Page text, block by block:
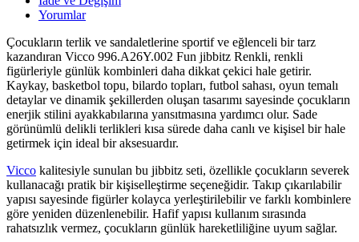
Yorumlar
Çocukların terlik ve sandaletlerine sportif ve eğlenceli bir tarz
kazandıran Vicco 996.A26Y.002 Fun jibbitz Renkli, renkli
figürleriyle günlük kombinleri daha dikkat çekici hale getirir.
Kaykay, basketbol topu, bilardo topları, futbol sahası, oyun temalı
detaylar ve dinamik şekillerden oluşan tasarımı sayesinde çocukların
enerjik stilini ayakkabılarına yansıtmasına yardımcı olur. Sade
görünümlü delikli terlikleri kısa sürede daha canlı ve kişisel bir hale
getirmek için ideal bir aksesuardır.
Vicco kalitesiyle sunulan bu jibbitz seti, özellikle çocukların severek
kullanacağı pratik bir kişiselleştirme seçeneğidir. Takıp çıkarılabilir
yapısı sayesinde figürler kolayca yerleştirilebilir ve farklı kombinlere
göre yeniden düzenlenebilir. Hafif yapısı kullanım sırasında
rahatsızlık vermez, çocukların günlük hareketliliğine uyum sağlar.